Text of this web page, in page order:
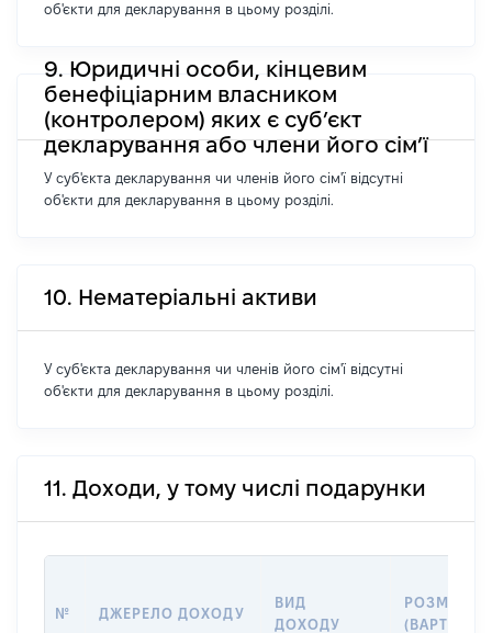
об'єкти для декларування в цьому розділі.
9. Юридичні особи, кінцевим
бенефіціарним власником
(контролером) яких є суб’єкт
декларування або члени його сім’ї
У суб'єкта декларування чи членів його сім'ї відсутні
об'єкти для декларування в цьому розділі.
10. Нематеріальні активи
У суб'єкта декларування чи членів його сім'ї відсутні
об'єкти для декларування в цьому розділі.
11. Доходи, у тому числі подарунки
№ ДЖЕРЕЛО ДОХОДУ
ВИД
ДОХОДУ
РОЗМІР
(ВАРТІСТЬ)